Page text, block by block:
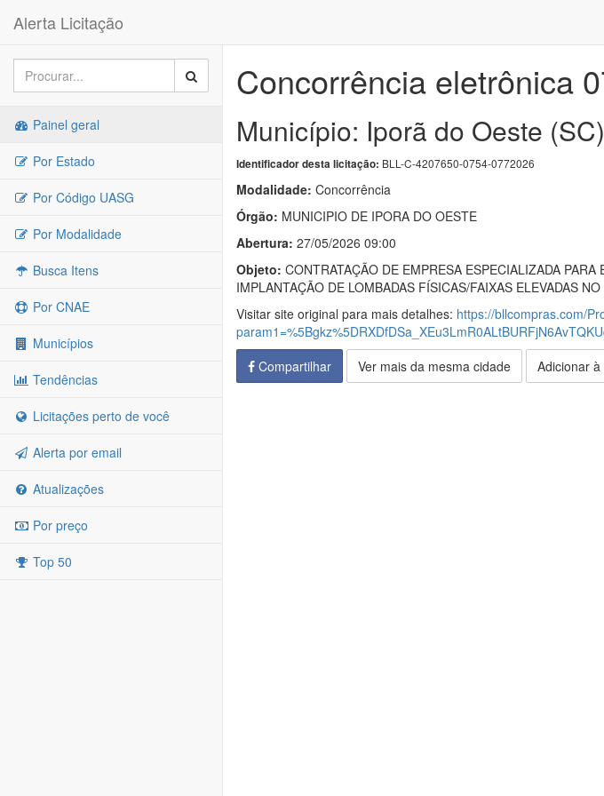
Alerta Licitação
Painel geral
Por Estado
Por Código UASG
Por Modalidade
Busca Itens
Por CNAE
Municípios
Tendências
Licitações perto de você
Alerta por email
Atualizações
Por preço
Top 50
Concorrência eletrônica
Município: Iporã do Oeste (SC)
Identificador desta licitação: BLL-C-4207650-0754-0772026
Modalidade: Concorrência
Órgão: MUNICIPIO DE IPORA DO OESTE
Abertura: 27/05/2026 09:00
Objeto: CONTRATAÇÃO DE EMPRESA ESPECIALIZADA
IMPLANTAÇÃO DE LOMBADAS FÍSICAS/FAIXAS ELEVADAS
Visitar site original para mais detalhes: https://bllcompras.com/
Compartilhar
Ver mais da mesma cidade Adicionar